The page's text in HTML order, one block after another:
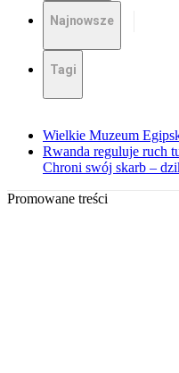
Najnowsze
Tagi
Wielkie Muzeum
Rwanda reguluje ruch
Chroni swój skarb –
Promowane treści